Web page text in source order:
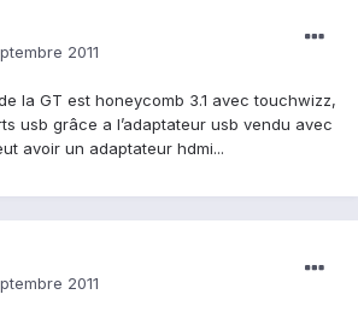
2011
la GT est honeycomb 3.1 avec touchwizz,
usb grâce a l’adaptateur usb vendu avec
avoir un adaptateur hdmi...
2011